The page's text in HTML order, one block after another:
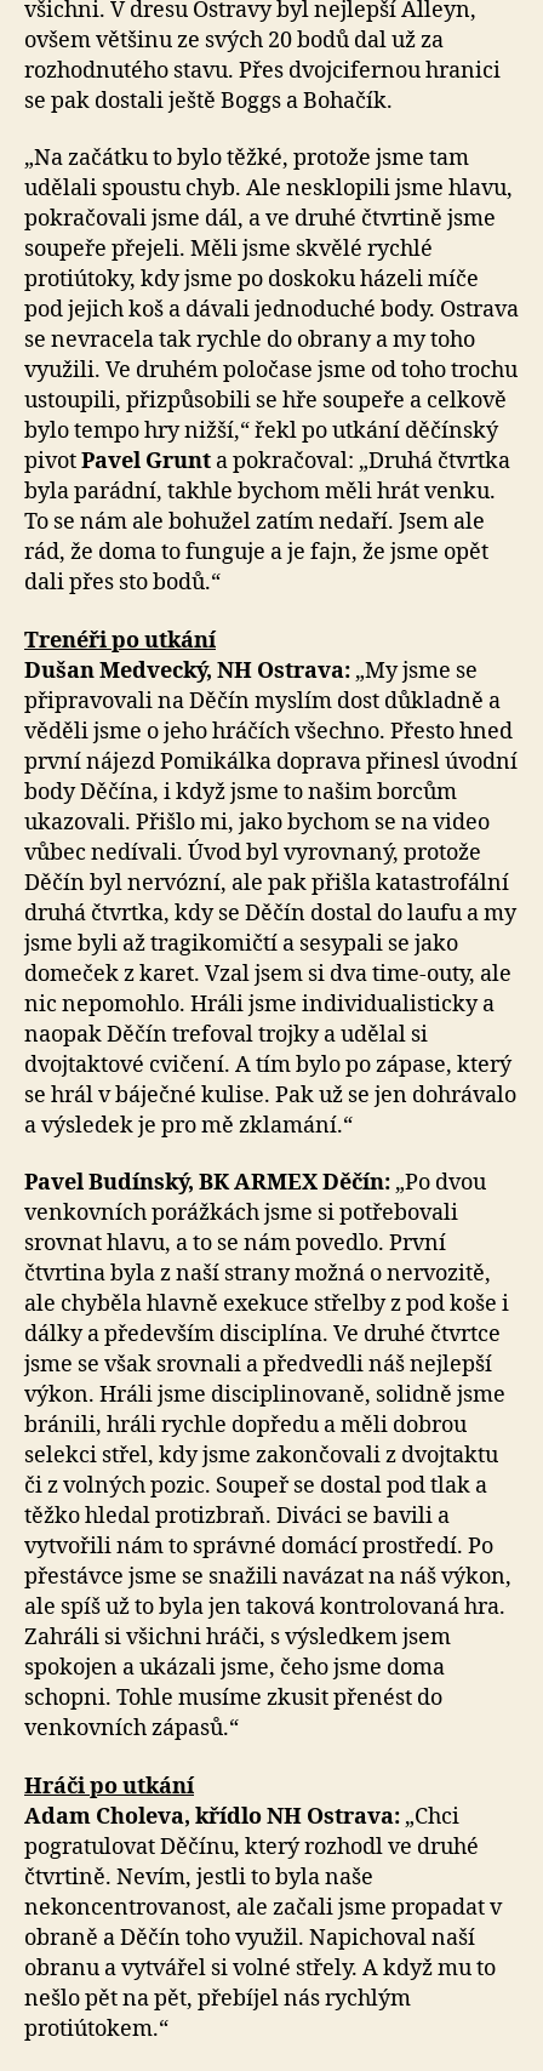
všichni. V dresu Ostravy byl nejlepší Alleyn,
ovšem většinu ze svých 20 bodů dal už za
rozhodnutého stavu. Přes dvojcifernou hranici
se pak dostali ještě Boggs a Bohačík.
„Na začátku to bylo těžké, protože jsme tam
udělali spoustu chyb. Ale nesklopili jsme hlavu,
pokračovali jsme dál, a ve druhé čtvrtině jsme
soupeře přejeli. Měli jsme skvělé rychlé
protiútoky, kdy jsme po doskoku házeli míče
pod jejich koš a dávali jednoduché body. Ostrava
se nevracela tak rychle do obrany a my toho
využili. Ve druhém poločase jsme od toho trochu
ustoupili, přizpůsobili se hře soupeře a celkově
bylo tempo hry nižší,“ řekl po utkání děčínský
pivotPavel Grunt a pokračoval: „Druhá čtvrtka
byla parádní, takhle bychom měli hrát venku.
To se nám ale bohužel zatím nedaří. Jsem ale
rád, že doma to funguje a je fajn, že jsme opět
dali přes sto bodů.“
Trenéři po utkání
Dušan Medvecký, NH Ostrava: „My jsme se
připravovali na Děčín myslím dost důkladně a
věděli jsme o jeho hráčích všechno. Přesto hned
první nájezd Pomikálka doprava přinesl úvodní
body Děčína, i když jsme to našim borcům
ukazovali. Přišlo mi, jako bychom se na video
vůbec nedívali. Úvod byl vyrovnaný, protože
Děčín byl nervózní, ale pak přišla katastrofální
druhá čtvrtka, kdy se Děčín dostal do laufu a my
jsme byli až tragikomičtí a sesypali se jako
domeček z karet. Vzal jsem si dva time-outy, ale
nic nepomohlo. Hráli jsme individualisticky a
naopak Děčín trefoval trojky a udělal si
dvojtaktové cvičení. A tím bylo po zápase, který
se hrál v báječné kulise. Pak už se jen dohrávalo
a výsledek je pro mě zklamání.“
Pavel Budínský, BK ARMEX Děčín: „Po dvou
venkovních porážkách jsme si potřebovali
srovnat hlavu, a to se nám povedlo. První
čtvrtina byla z naší strany možná o nervozitě,
ale chyběla hlavně exekuce střelby z pod koše i
dálky a především disciplína. Ve druhé čtvrtce
jsme se však srovnali a předvedli náš nejlepší
výkon. Hráli jsme disciplinovaně, solidně jsme
bránili, hráli rychle dopředu a měli dobrou
selekci střel, kdy jsme zakončovali z dvojtaktu
či z volných pozic. Soupeř se dostal pod tlak a
těžko hledal protizbraň. Diváci se bavili a
vytvořili nám to správné domácí prostředí. Po
přestávce jsme se snažili navázat na náš výkon,
ale spíš už to byla jen taková kontrolovaná hra.
Zahráli si všichni hráči, s výsledkem jsem
spokojen a ukázali jsme, čeho jsme doma
schopni. Tohle musíme zkusit přenést do
venkovních zápasů.“
Hráči po utkání
Adam Choleva, křídlo NH Ostrava: „Chci
pogratulovat Děčínu, který rozhodl ve druhé
čtvrtině. Nevím, jestli to byla naše
nekoncentrovanost, ale začali jsme propadat v
obraně a Děčín toho využil. Napichoval naší
obranu a vytvářel si volné střely. A když mu to
nešlo pět na pět, přebíjel nás rychlým
protiútokem.“